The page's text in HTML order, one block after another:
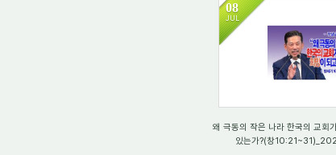
08
JUL
1928
왜 극동의 작은 나라 한국의 교회
있는가?(창